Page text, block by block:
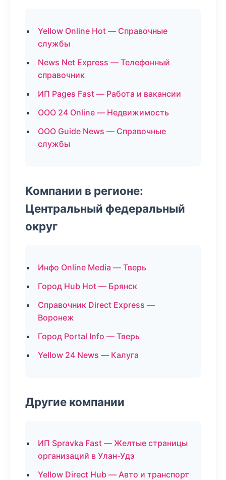
Yellow Online Hot — Справочные
службы
News Net Express — Телефонный
справочник
ИП Pages Fast — Работа и вакансии
ООО 24 Online — Недвижимость
ООО Guide News — Справочные
службы
Компании в регионе:
Центральный федеральный
округ
Инфо Online Media — Тверь
Город Hub Hot — Брянск
Справочник Direct Express —
Воронеж
Город Portal Info — Тверь
Yellow 24 News — Калуга
Другие компании
ИП Spravka Fast — Желтые страницы
организаций в Улан-Удэ
Yellow Direct Hub — Авто и транспорт